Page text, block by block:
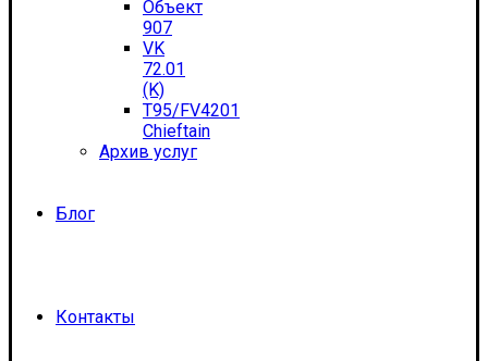
Объект
907
VK
72.01
(K)
T95/FV4201
Chieftain
Архив услуг
Блог
Контакты